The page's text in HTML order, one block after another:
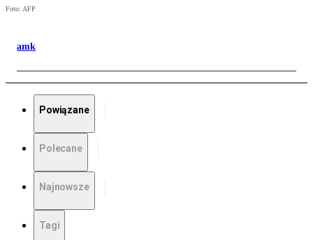
Foto: AFP
amk
Powiązane
Polecane
Najnowsze
Tagi